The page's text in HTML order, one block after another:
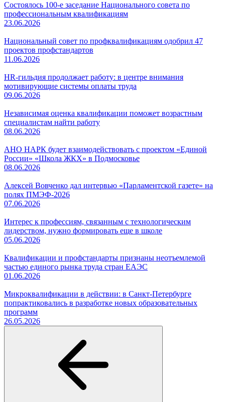
Состоялось 100-е заседание Национального совета по
профессиональным квалификациям
23.06.2026
Национальный совет по профквалификациям одобрил 47
проектов профстандартов
11.06.2026
HR-гильдия продолжает работу: в центре внимания
мотивирующие системы оплаты труда
09.06.2026
Независимая оценка квалификации поможет возрастным
специалистам найти работу
08.06.2026
АНО НАРК будет взаимодействовать с проектом «Единой
России» «Школа ЖКХ» в Подмосковье
08.06.2026
Алексей Вовченко дал интервью «Парламентской газете» на
полях ПМЭФ-2026
07.06.2026
Интерес к профессиям, связанным с технологическим
лидерством, нужно формировать еще в школе
05.06.2026
Квалификации и профстандарты признаны неотъемлемой
частью единого рынка труда стран ЕАЭС
01.06.2026
Микроквалификации в действии: в Санкт-Петербурге
попрактиковались в разработке новых образовательных
программ
26.05.2026